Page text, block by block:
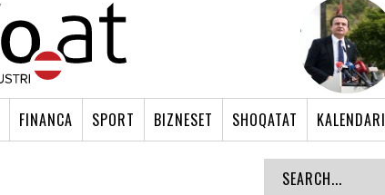
FINANCA SPORT BIZNESET SHOQATAT KALENDARI